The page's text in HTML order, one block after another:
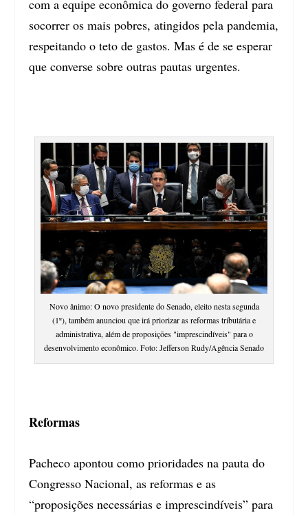
com a equipe econômica do governo federal para
socorrer os mais pobres, atingidos pela pandemia,
respeitando o teto de gastos. Mas é de se esperar
que converse sobre outras pautas urgentes.
Novo ânimo: O novo presidente do Senado, eleito nesta segunda
(1º), também anunciou que irá priorizar as reformas tributária e
administrativa, além de proposições "imprescindíveis" para o
desenvolvimento econômico. Foto: Jefferson Rudy/Agência Senado
Reformas
Pacheco apontou como prioridades na pauta do
Congresso Nacional, as reformas e as
“proposições necessárias e imprescindíveis” para